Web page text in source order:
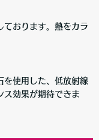
ております。熱をカラ
を使用した、低放射線
ス効果が期待できま